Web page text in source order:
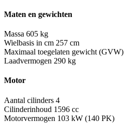
Maten en gewichten
Massa 605 kg
Wielbasis in cm 257 cm
Maximaal toegelaten gewicht (GVW)
Laadvermogen 290 kg
Motor
Aantal cilinders 4
Cilinderinhoud 1596 cc
Motorvermogen 103 kW (140 PK)